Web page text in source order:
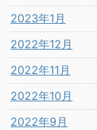
2023年1月
2022年12月
2022年11月
2022年10月
2022年9月